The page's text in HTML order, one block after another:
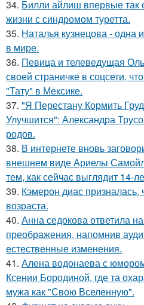
34. Билли айлиш впервые так
жизни с синдромом туретта.
35. Наталья кузнецова -
в мире.
36. Певица и телеведущая
своей страничке в соцсети,
"Тату" в Мексике.
37. "Я Перестану Кормить
Улучшится": Александра
родов.
38. В интернете вновь
внешнем виде Ариелы
тем, как сейчас выглядит 14-
39. Кэмерон диас призналась,
возраста.
40. Анна седокова ответила
преображения, напомнив
естественные изменения.
41. Алена водонаева с
Ксении Бородиной, где та
мужа как "Свою Вселенную".